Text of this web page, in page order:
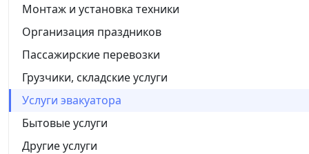
Монтаж и установка техники
Организация праздников
Пассажирские перевозки
Грузчики, складские услуги
Услуги эвакуатора
Бытовые услуги
Другие услуги